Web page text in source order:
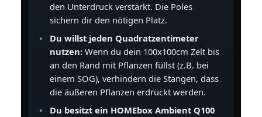
den Unterdruck verstärkt. Die Poles
sichern dir den nötigen Platz.
Du willst jeden Quadratzentimeter
nutzen:Wenn du dein 100x100cm Zelt bis
an den Rand mit Pflanzen füllst (z.B. bei
einem SOG), verhindern die Stangen, dass
die äußeren Pflanzen erdrückt werden.
Du besitzt ein HOMEbox Ambient Q100